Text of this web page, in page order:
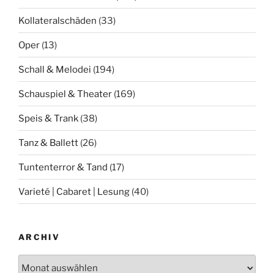
Kollateralschäden (33)
Oper (13)
Schall & Melodei (194)
Schauspiel & Theater (169)
Speis & Trank (38)
Tanz & Ballett (26)
Tuntenterror & Tand (17)
Varieté | Cabaret | Lesung (40)
ARCHIV